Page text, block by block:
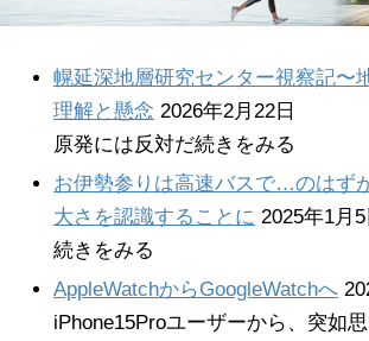
幌延深地層研究センター視察記〜
理解と懸念 2026年2月22日
原発には反対だ続きをみる
お伊勢参りは高速バスで…のはず
大さを認識することに 2025年1月5
続きをみる
AppleWatchからGoogleWatchへ
iPhone15Proユーザーから、突如